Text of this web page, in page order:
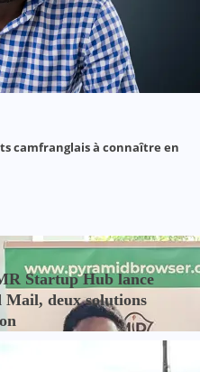
camfranglais à connaître en
Startup Hub lance
deux solutions